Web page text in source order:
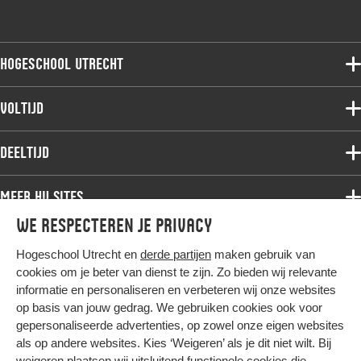
We respecteren je privacy
Hogeschool Utrecht en derde partijen maken gebruik van
cookies om je beter van dienst te zijn. Zo bieden wij relevante
informatie en personaliseren en verbeteren wij onze websites
op basis van jouw gedrag. We gebruiken cookies ook voor
gepersonaliseerde advertenties, op zowel onze eigen websites
als op andere websites. Kies ‘Weigeren’ als je dit niet wilt. Bij
Hogeschool Utrecht
Voltijdopleidingen
Onderzoek
Werken bij de HU
Contact
Voltijd
Associate degree
Master
Studiekeuze voltijd
Deeltijd
Associate degree
Bachelor
Master
Post-master
Studiekeuze deeltijd
Meer HU sites
HU International
HU Bibliotheek
HU Ontwikkelt
Duurzame HU
Intranet
Hier komt alles samen
Colofon